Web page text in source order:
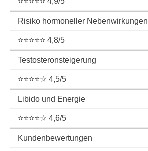
Risiko hormoneller Nebenwirkungen
⭐⭐⭐⭐⭐ 4,8/5
Testosteronsteigerung
⭐⭐⭐⭐☆ 4,5/5
Libido und Energie
⭐⭐⭐⭐☆ 4,6/5
Kundenbewertungen